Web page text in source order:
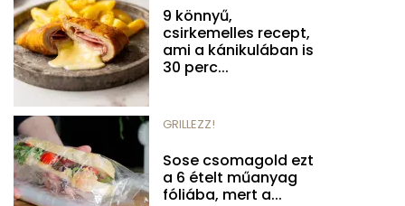
9 könnyű,
csirkemelles recept,
ami a kánikulában is
30 perc...
GRILLEZZ!
Sose csomagold ezt
a 6 ételt műanyag
fóliába, mert a...